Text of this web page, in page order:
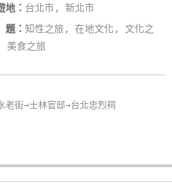
地： 台北市, 新北市
： 知性之旅, 在地文化, 文化之
美食之旅
老街→士林官邸→台北忠烈祠